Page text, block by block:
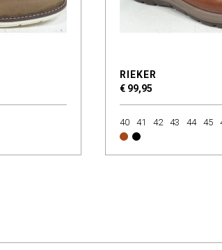
RIEKER
€ 99,95
40 41 42 43 44 45